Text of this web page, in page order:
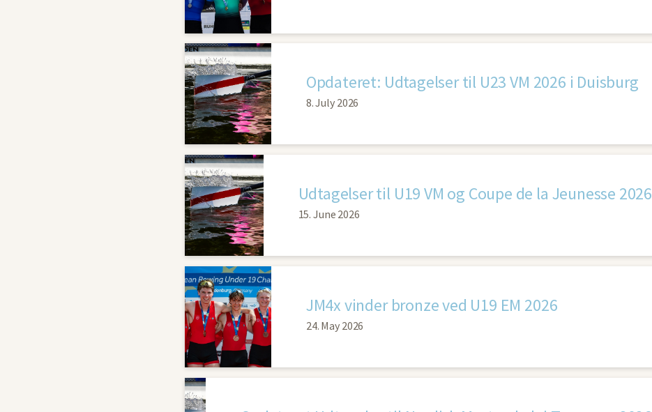
Opdateret: Udtagelser til U23 VM 2026 i Duisburg
8. July 2026
Udtagelser til U19 VM og Coupe de la Jeunesse 2026
15. June 2026
JM4x vinder bronze ved U19 EM 2026
24. May 2026